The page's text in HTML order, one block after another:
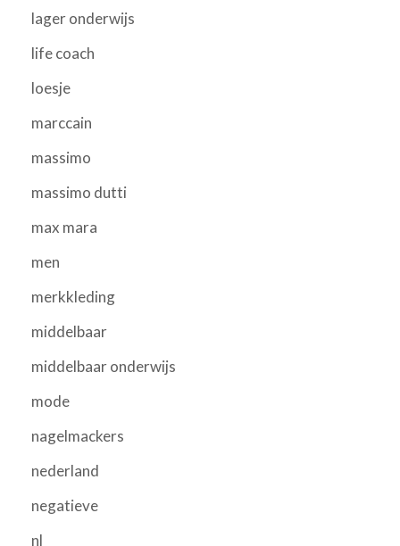
lager onderwijs
life coach
loesje
marccain
massimo
massimo dutti
max mara
men
merkkleding
middelbaar
middelbaar onderwijs
mode
nagelmackers
nederland
negatieve
nl